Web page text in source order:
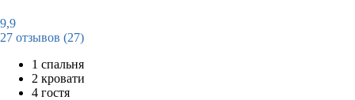
9,9
27 отзывов (27)
1 спальня
2 кровати
4 гостя